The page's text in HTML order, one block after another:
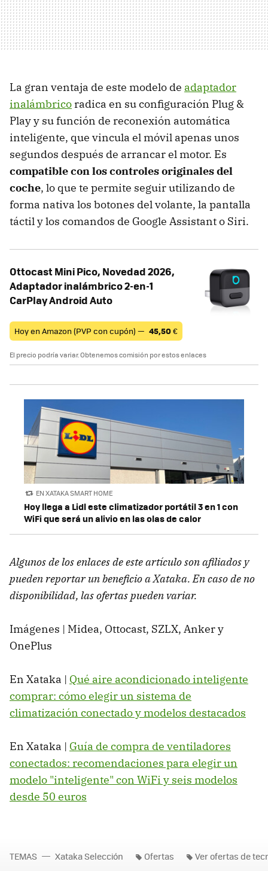
La gran ventaja de este modelo de adaptador
inalámbrico radica en su configuración Plug &
Play y su función de reconexión automática
inteligente, que vincula el móvil apenas unos
segundos después de arrancar el motor. Es
compatible con los controles originales del
coche, lo que te permite seguir utilizando de
forma nativa los botones del volante, la pantalla
táctil y los comandos de Google Assistant o Siri.
Ottocast Mini Pico, Novedad 2026,
Adaptador inalámbrico 2-en-1
CarPlay Android Auto
Hoy en Amazon (PVP con cupón) — 45,50€
El precio podría variar. Obtenemos comisión por estos enlaces
EN XATAKA SMART HOME
Hoy llega a Lidl este climatizador portátil 3 en 1 con
WiFi que será un alivio en las olas de calor
Algunos de los enlaces de este artículo son afiliados y
pueden reportar un beneficio a Xataka. En caso de no
disponibilidad, las ofertas pueden variar.
Imágenes | Midea, Ottocast, SZLX, Anker y
OnePlus
En Xataka | Qué aire acondicionado inteligente
comprar: cómo elegir un sistema de
climatización conectado y modelos destacados
En Xataka | Guía de compra de ventiladores
conectados: recomendaciones para elegir un
modelo "inteligente" con WiFi y seis modelos
desde 50 euros
TEMAS Xataka Selección Ofertas Ver ofertas de